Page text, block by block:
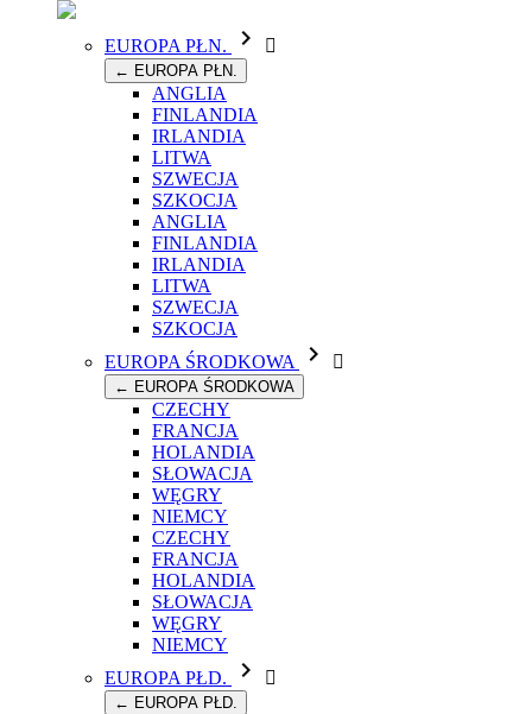
EUROPA PŁN.  
← EUROPA PŁN.
ANGLIA
FINLANDIA
IRLANDIA
LITWA
SZWECJA
SZKOCJA
ANGLIA
FINLANDIA
IRLANDIA
LITWA
SZWECJA
SZKOCJA
EUROPA ŚRODKOWA
 
← EUROPA ŚRODKOWA
CZECHY
FRANCJA
HOLANDIA
SŁOWACJA
WĘGRY
NIEMCY
CZECHY
FRANCJA
HOLANDIA
SŁOWACJA
WĘGRY
NIEMCY
EUROPA PŁD.
 
← EUROPA PŁD.